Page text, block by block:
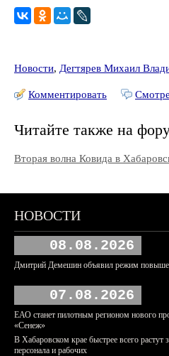
Новости, Дегтярев Михаил
Комментировать
Читайте также на
Вторая волна Ковида в
НОВОСТИ
08.08.2026
Дмитрий Демешин объявил режим
07.08.2026
ЕАО станет пилотным регионом нового
«Сенеж»
В Хабаровском крае быстрее всего растут
персонала и рабочих